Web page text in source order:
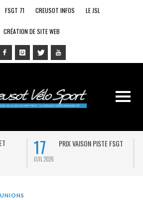
FSGT 71 CREUSOT INFOS LE JSL
CRÉATION DE SITE WEB
17
JUIL 2026
PRIX VAISON PISTE FSGT